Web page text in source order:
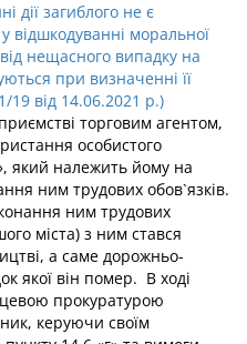
дії загиблого не є
відшкодуванні моральної
нещасного випадку на
при визначенні її
від 14.06.2021 р.)
торговим агентом,
особистого
який належить йому на
ним трудових обов`язків.
ним трудових
міста) з ним стався
а саме дорожньо-
якої він помер. В ході
прокуратурою
керуючи своїм